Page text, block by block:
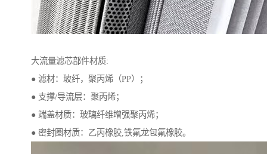
大流量滤芯部件材质:
● 滤材：玻纤，聚丙烯（PP）；
● 支撑/导流层：聚丙烯；
● 端盖材质：玻璃纤维增强聚丙烯；
● 密封圈材质：乙丙橡胶,铁氟龙包氟橡胶。